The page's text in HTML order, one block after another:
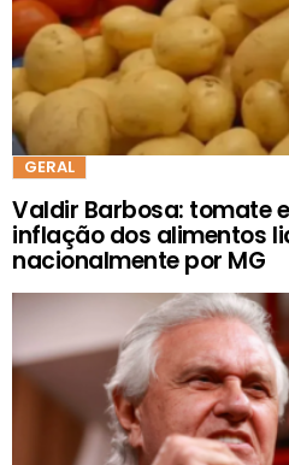
GERAL
Valdir Barbosa: tomate
inflação dos alimentos
nacionalmente por MG